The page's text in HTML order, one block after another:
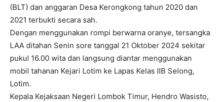
(BLT) dan anggaran Desa Kerongkong tahun 2020 dan
2021 terbukti secara sah.
Dengan menggunakan rompi berwarna oranye, tersangka
LAA ditahan Senin sore tanggal 21 Oktober 2024 sekitar
pukul 16.00 wita dan langsung diantar menggunakan
mobil tahanan Kejari Lotim ke Lapas Kelas IIB Selong,
Lotim.
Kepala Kejaksaan Negeri Lombok Timur, Hendro Wasisto,